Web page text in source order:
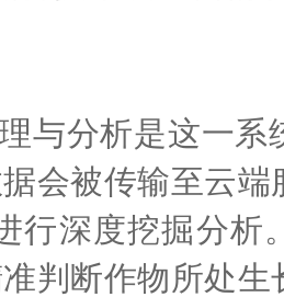
与分析是这一系
会被传输至云
行深度挖掘分析
判断作物所处